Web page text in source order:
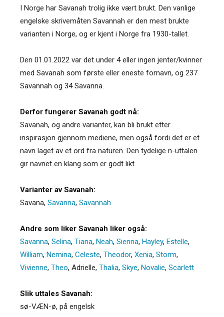
I Norge har Savanah trolig ikke vært brukt. Den vanlige
engelske skrivemåten Savannah er den mest brukte
varianten i Norge, og er kjent i Norge fra 1930-tallet.
Den 01.01.2022 var det under 4 eller ingen jenter/kvinner
med Savanah som første eller eneste fornavn, og 237
Savannah og 34 Savanna.
Derfor fungerer Savanah godt nå:
Savanah, og andre varianter, kan bli brukt etter
inspirasjon gjennom mediene, men også fordi det er et
navn laget av et ord fra naturen. Den tydelige n-uttalen
gir navnet en klang som er godt likt.
Varianter av Savanah:
Savana, Savanna, Savannah
Andre som liker Savanah liker også:
Savanna, Selina, Tiana, Neah, Sienna, Hayley, Estelle,
William, Nemina, Celeste, Theodor, Xenia, Storm,
Vivienne, Theo, Adrielle, Thalia, Skye, Novalie, Scarlett
Slik uttales Savanah:
sø-VÆN-ø, på engelsk